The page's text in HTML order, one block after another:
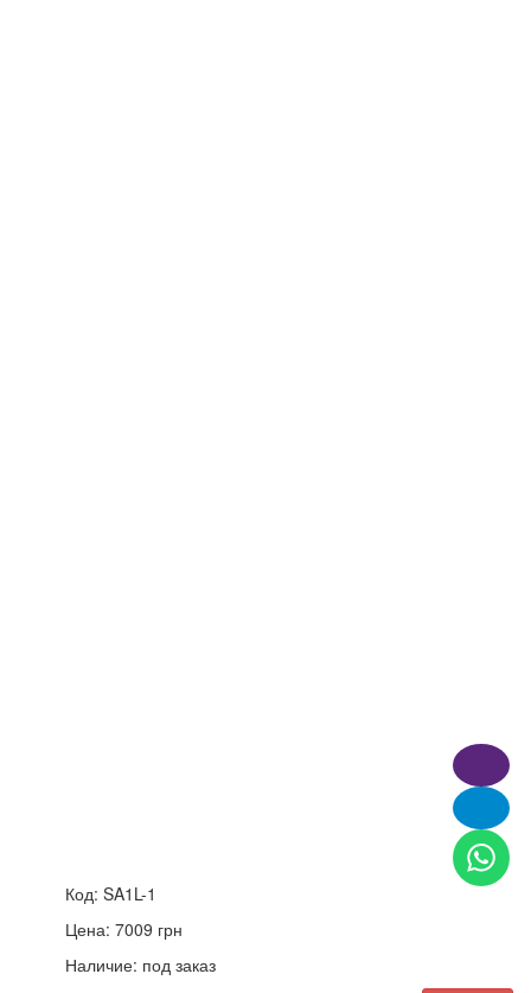
Код: SA1L-1
Цена: 7009 грн
Наличие: под заказ